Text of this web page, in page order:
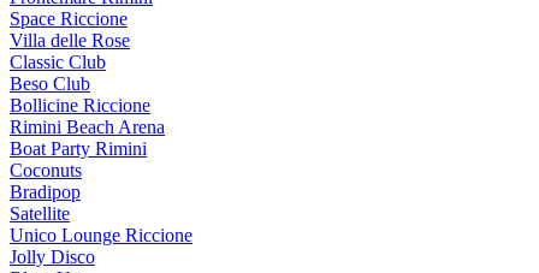
Space Riccione
Villa delle Rose
Classic Club
Beso Club
Bollicine Riccione
Rimini Beach Arena
Boat Party Rimini
Coconuts
Bradipop
Satellite
Unico Lounge Riccione
Jolly Disco